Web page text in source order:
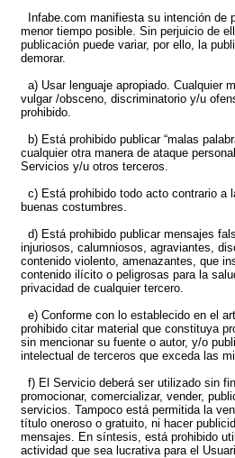
Infabe.com manifiesta su intención de
menor tiempo posible. Sin perjuicio de
publicación puede variar, por ello, la
demorar.
a) Usar lenguaje apropiado. Cualquier
vulgar /obsceno, discriminatorio y/u
prohibido.
b) Está prohibido publicar “malas
cualquier otra manera de ataque
Servicios y/u otros terceros.
c) Está prohibido todo acto contrario a
buenas costumbres.
d) Está prohibido publicar mensajes
injuriosos, calumniosos, agraviantes,
contenido violento, amenazantes, que
contenido ilícito o peligrosas para la
privacidad de cualquier tercero.
e) Conforme con lo establecido en el
prohibido citar material que constituya
sin mencionar su fuente o autor, y/o
intelectual de terceros que exceda las
f) El Servicio deberá ser utilizado sin
promocionar, comercializar, vender,
servicios. Tampoco está permitida la
título oneroso o gratuito, ni hacer
mensajes. En síntesis, está prohibido
actividad que sea lucrativa para el